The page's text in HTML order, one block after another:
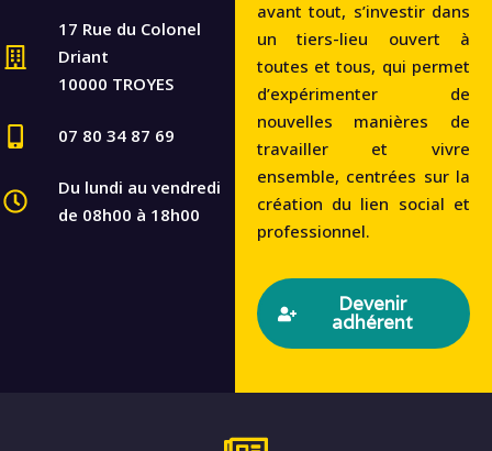
17 Rue du Colonel
Driant
10000 TROYES
07 80 34 87 69
Du lundi au vendredi
de 08h00 à 18h00
avant tout, s’investir dans
un tiers-lieu ouvert à
toutes et tous, qui permet
d’expérimenter de
nouvelles manières de
travailler et vivre
ensemble, centrées sur la
création du lien social et
professionnel.
Devenir
adhérent